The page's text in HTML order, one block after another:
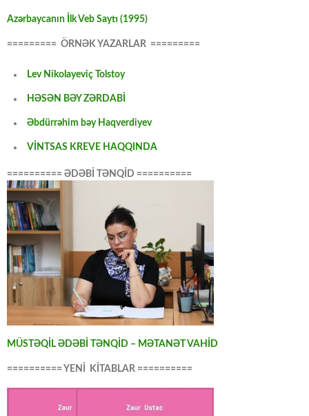
Azərbaycanın İlk Veb Saytı (1995)
========= ÖRNƏK YAZARLAR =========
Lev Nikolayeviç Tolstoy
HƏSƏN BƏY ZƏRDABİ
Əbdürrəhim bəy Haqverdiyev
VİNTSAS KREVE HAQQINDA
========== ƏDƏBİ TƏNQİD ==========
MÜSTƏQİL ƏDƏBİ TƏNQİD – MƏTANƏT VAHİD
========== YENİ KİTABLAR ==========